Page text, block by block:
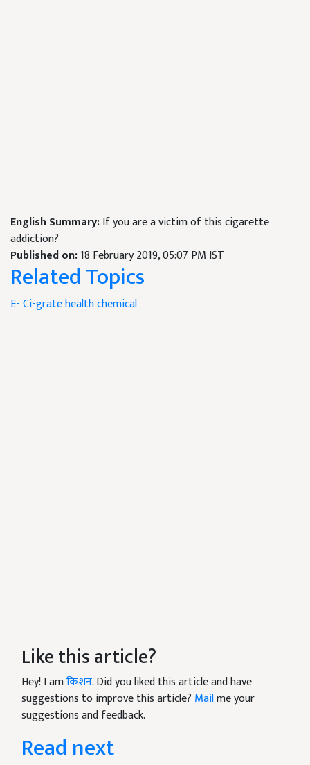
English Summary:If you are a victim of this cigarette
addiction?
Published on:18 February 2019, 05:07 PM IST
Related Topics
E- Ci-gratehealthchemical
Like this article?
Hey! I amकिशन. Did you liked this article and have
suggestions to improve this article? Mailme your
suggestions and feedback.
Read next